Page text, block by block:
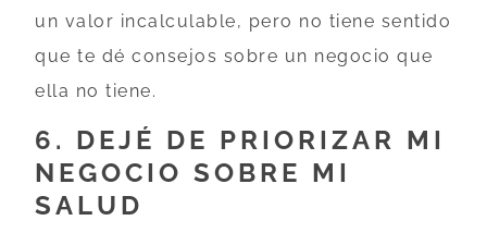
un valor incalculable, pero no tiene sentido
que te dé consejos sobre un negocio que
ella no tiene.
6. DEJÉ DE PRIORIZAR MI
NEGOCIO SOBRE MI
SALUD